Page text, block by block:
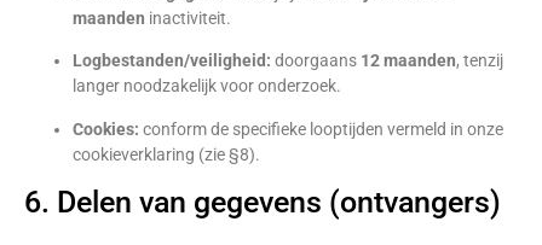
maanden inactiviteit.
Logbestanden/veiligheid: doorgaans 12 maanden, tenzij
langer noodzakelijk voor onderzoek.
Cookies: conform de specifieke looptijden vermeld in onze
cookieverklaring (zie §8).
6. Delen van gegevens (ontvangers)